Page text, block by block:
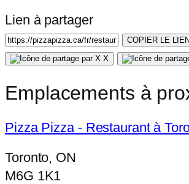
Lien à partager
COPIER LE LIEN
X
Emplacements à
Pizza Pizza - Restaurant à
Toronto, ON
M6G 1K1